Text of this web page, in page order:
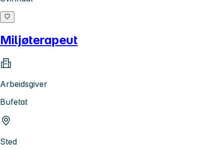
Miljøterapeut
Arbeidsgiver
Bufetat
Sted